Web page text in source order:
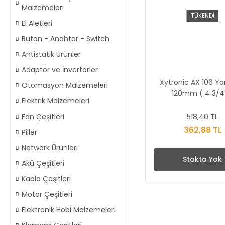
Malzemeleri
El Aletleri
Buton - Anahtar - Switch
Antistatik Ürünler
Adaptör ve İnvertörler
Otomasyon Malzemeleri
Elektrik Malzemeleri
Fan Çeşitleri
Piller
Network Ürünleri
Akü Çeşitleri
Kablo Çeşitleri
Motor Çeşitleri
Elektronik Hobi Malzemeleri
TÜKENDİ
Xytronic AX 106
120mm ( 4 3/
518,40 TL
362,88 TL
Stokta Yok